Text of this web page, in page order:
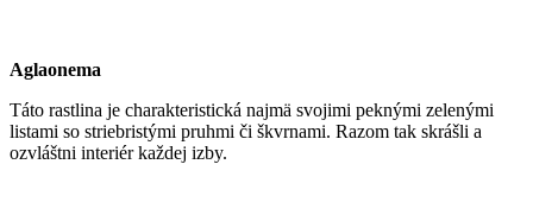
Aglaonema
Táto rastlina je charakteristická najmä svojimi peknými zelenými
listami so striebristými pruhmi či škvrnami. Razom tak skrášli a
ozvláštni interiér každej izby.